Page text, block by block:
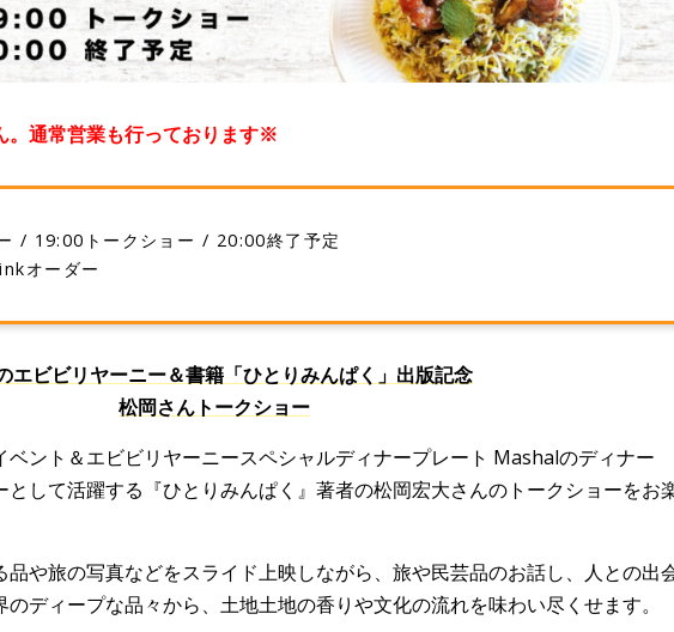
。通常営業も行っております※
/ 19:00トークショー / 20:00終了予定
オーダー
エビビリヤーニー＆書籍「ひとりみんぱく」出版記念
松岡さんトークショー
ベント＆エビビリヤーニースペシャルディナープレート Mashalのディナー
して活躍する『ひとりみんぱく』著者の松岡宏大さんのトークショーをお
品や旅の写真などをスライド上映しながら、旅や民芸品のお話し、人との出
ディープな品々から、土地土地の香りや文化の流れを味わい尽くせます。